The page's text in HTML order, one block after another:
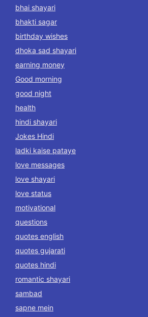
bhai shayari
bhakti sagar
birthday wishes
dhoka sad shayari
earning money
Good morning
good night
health
hindi shayari
Jokes Hindi
ladki kaise pataye
love messages
love shayari
love status
motivational
questions
quotes english
quotes gujarati
quotes hindi
romantic shayari
sambad
sapne mein